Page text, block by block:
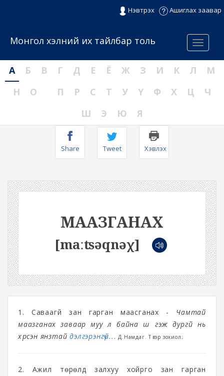
Нэвтрэх Ашиглах заавар
Menu
Монгол хэлний их тайлбар толь
А Б В Г Д Е Ё Ж З И К Л
М
Н
О П Р С Т У Ү Ф Х Ц
Ч
Ш
Э Ю Я
Share Tweet Хэвлэх
МААЗГАНАХ
[maːʦəqnəχ]
1. Саваагүй зан гарган маасганах - Чамтай
маазганах заваар муу л байна шүү гэж дургүй нь
хүрсэн янзтайдэлгэрэнгүй... Д.Намдаг. Түүвэр зохиол;
2. Ажил төрөлд залхуу хойрго зан гарган